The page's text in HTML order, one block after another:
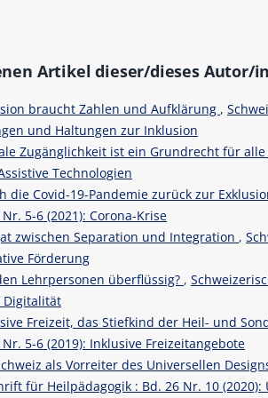
Artikel dieser/dieses Autor/in
braucht Zahlen und Aufklärung ,
und Haltungen zur Inklusion
Zugänglichkeit ist ein Grundrecht für alle
Technologien
die Covid-19-Pandemie zurück zur
5-6 (2021): Corona-Krise
zwischen Separation und Integration ,
Förderung
Lehrpersonen überflüssig? ,
Digitalität
Freizeit, das Stiefkind der Heil- und
5-6 (2019): Inklusive Freizeitangebote
als Vorreiter des Universellen
für Heilpädagogik : Bd. 26 Nr. 10